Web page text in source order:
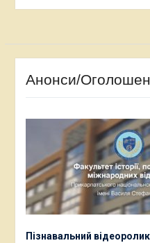
Анонси/
Пізнавальний